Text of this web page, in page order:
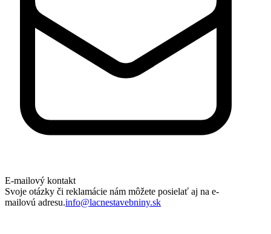
E-mailový kontakt
Svoje otázky či reklamácie nám môžete posielať aj na e-
mailovú adresu.info@lacnestavebniny.sk